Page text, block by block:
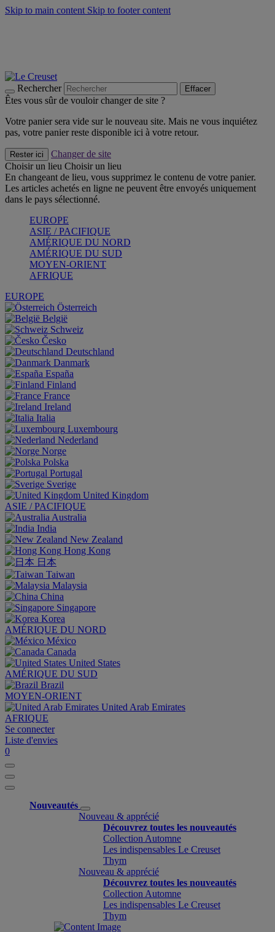
Skip to main content Skip to footer content
Rechercher Effacer
Êtes vous sûr de vouloir changer de site ?
Votre panier sera vide sur le nouveau site. Mais ne vous inquiétez
pas, votre panier reste disponible ici à votre retour.
Rester ici
Changer de site
Choisir un lieu Choisir un lieu
En changeant de lieu, vous supprimez le contenu de votre panier.
Les articles achetés en ligne ne peuvent être envoyés uniquement
dans le pays sélectionné.
EUROPE
ASIE / PACIFIQUE
AMÉRIQUE DU NORD
AMÉRIQUE DU SUD
MOYEN-ORIENT
AFRIQUE
EUROPE
Österreich
België
Schweiz
Česko
Deutschland
Danmark
España
Finland
France
Ireland
Italia
Luxembourg
Nederland
Norge
Polska
Portugal
Sverige
United Kingdom
ASIE / PACIFIQUE
Australia
India
New Zealand
Hong Kong
日本
Taiwan
Malaysia
China
Singapore
Korea
AMÉRIQUE DU NORD
México
Canada
United States
AMÉRIQUE DU SUD
Brazil
MOYEN-ORIENT
United Arab Emirates
AFRIQUE
Se connecter
Liste d'envies
0
Nouveautés
Nouveau & apprécié
Découvrez toutes les nouveautés
Collection Automne
Les indispensables Le Creuset
Thym
Nouveau & apprécié
Découvrez toutes les nouveautés
Collection Automne
Les indispensables Le Creuset
Thym